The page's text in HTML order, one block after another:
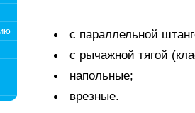
с параллельной
с рычажной тягой
напольные;
врезные.